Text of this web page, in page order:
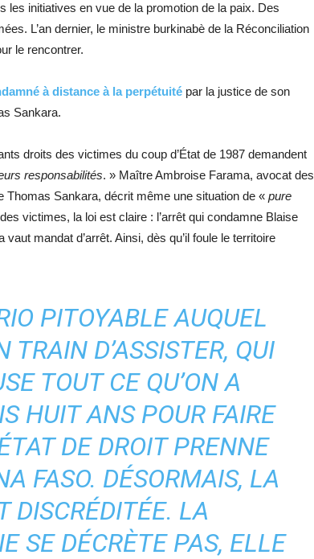
les initiatives en vue de la promotion de la paix. Des
L’an dernier, le ministre burkinabè de la Réconciliation
le rencontrer.
à distance à la perpétuité par la justice de son
Sankara.
droits des victimes du coup d’État de 1987 demandent
responsabilités. » Maître Ambroise Farama, avocat des
Sankara, décrit même une situation de « pure
victimes, la loi est claire : l’arrêt qui condamne Blaise
mandat d’arrêt. Ainsi, dès qu’il foule le territoire
PITOYABLE AUQUEL
TRAIN D’ASSISTER, QUI
TOUT CE QU’ON A
HUIT ANS POUR FAIRE
DE DROIT PRENNE
FASO. DÉSORMAIS, LA
DISCRÉDITÉE. LA
SE DÉCRÈTE PAS, ELLE